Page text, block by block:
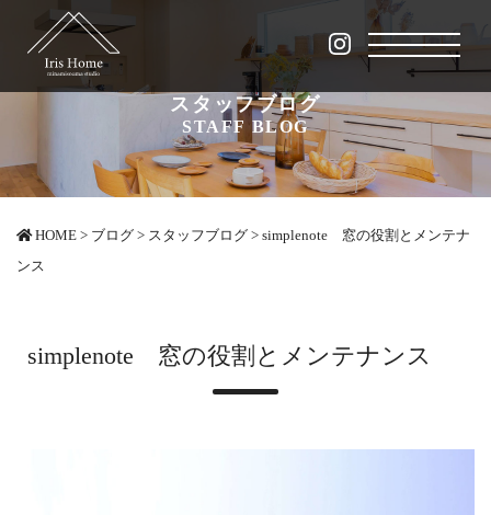
スタッフブログ
STAFF BLOG
HOME > ブログ > スタッフブログ > simplenote 窓の役割とメンテナ
ンス
simplenote 窓の役割とメンテナンス